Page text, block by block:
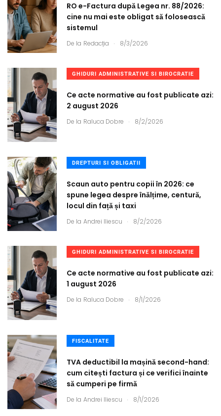
RO e-Factura după Legea nr. 88/2026:
cine nu mai este obligat să folosească
sistemul
De la Redacția . 8/3/2026
GHIDURI ADMINISTRATIVE SI BIROCRATIE
Ce acte normative au fost publicate azi:
2 august 2026
De la Raluca Dobre . 8/2/2026
DREPTURI SI OBLIGATII
Scaun auto pentru copii în 2026: ce
spune legea despre înălțime, centură,
locul din față și taxi
De la Andrei Iliescu . 8/2/2026
GHIDURI ADMINISTRATIVE SI BIROCRATIE
Ce acte normative au fost publicate azi:
1 august 2026
De la Raluca Dobre . 8/1/2026
FISCALITATE
TVA deductibil la mașină second-hand:
cum citești factura și ce verifici înainte
să cumperi pe firmă
De la Andrei Iliescu . 8/1/2026